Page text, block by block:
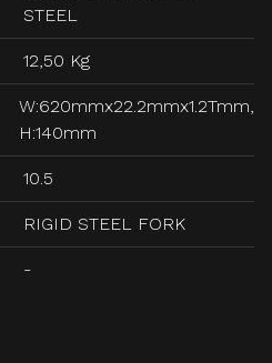
STEEL
12,50 Kg
W:620mmx22.2mmx1.2Tmm,
H:140mm
10.5
RIGID STEEL FORK
-